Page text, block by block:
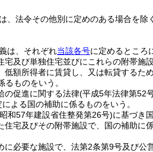
法令その他別に定めのある場合を除
は、それぞれ当該各号に定めるところ
及び単独住宅並びにこれらの附帯施設
額所得者に賃貸し、又は転貸するた
ものをいう。
促進に関する法律(平成5年法律第52
よる国の補助に係るものをいう。
和57年建設省住整発第26号)に基づき
宅及びその附帯施設で、国の補助に係
必要な施設で、法第2条第9号及び公